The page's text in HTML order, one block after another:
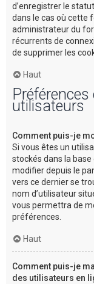
d’enregistrer le
dans le cas où cette
administrateur du
récurrents de
de supprimer les
Haut
utilisateurs
Comment puis-je
Si vous êtes un
stockés dans la
modifier depuis le
vers ce dernier se
nom d’utilisateur
vous permettra de
préférences.
Haut
Comment puis-je
des utilisateurs en